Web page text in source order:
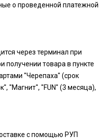
о проведенной платежной
через терминал при
получении товара в пункте
"Черепаха" (срок
"Магнит", "FUN" (3 месяца),
с помощью РУП